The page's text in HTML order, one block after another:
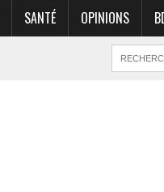
SANTÉ OPINIONS